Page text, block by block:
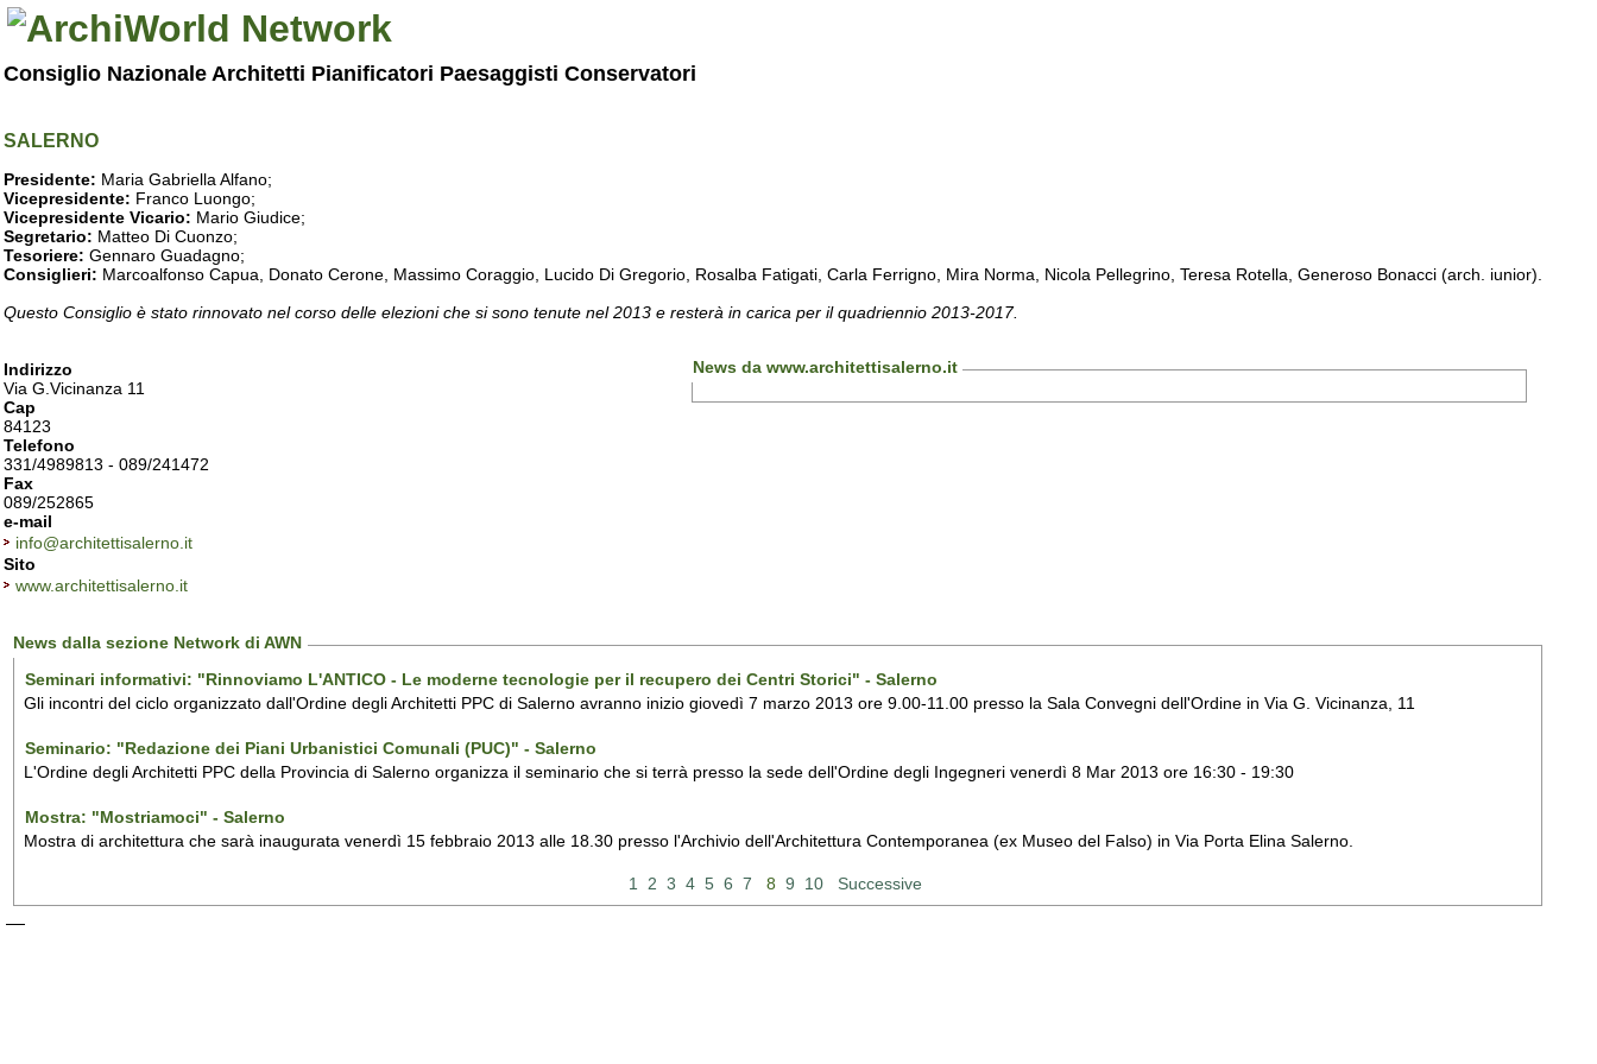
Consiglio Nazionale Architetti Pianificatori Paesaggisti Conservatori
SALERNO
Presidente: Maria Gabriella Alfano;
Vicepresidente: Franco Luongo;
Vicepresidente Vicario: Mario Giudice;
Segretario: Matteo Di Cuonzo;
Tesoriere: Gennaro Guadagno;
Consiglieri: Marcoalfonso Capua, Donato Cerone, Massimo Coraggio, Lucido Di Gregorio, Rosalba Fatigati, Carla Ferrigno, Mira Norma, Nicola Pellegrino, Teresa Rotella, Generoso Bonacci (arch. iunior).
Questo Consiglio è stato rinnovato nel corso delle elezioni che si sono tenute nel 2013 e resterà in carica per il quadriennio 2013-2017.
Indirizzo
Via G.Vicinanza 11
Cap
84123
Telefono
331/4989813 - 089/241472
Fax
089/252865
e-mail
info@architettisalerno.it
Sito
www.architettisalerno.it
News da www.architettisalerno.it
News dalla sezione Network di AWN
Seminari informativi: "Rinnoviamo L'ANTICO - Le moderne tecnologie per il recupero dei Centri Storici" - Salerno
Gli incontri del ciclo organizzato dall'Ordine degli Architetti PPC di Salerno avranno inizio giovedì 7 marzo 2013 ore 9.00-11.00 presso la Sala Convegni dell'Ordine in Via G. Vicinanza, 11
Seminario: "Redazione dei Piani Urbanistici Comunali (PUC)" - Salerno
L'Ordine degli Architetti PPC della Provincia di Salerno organizza il seminario che si terrà presso la sede dell'Ordine degli Ingegneri venerdì 8 Mar 2013 ore 16:30 - 19:30
Mostra: "Mostriamoci" - Salerno
Mostra di architettura che sarà inaugurata venerdì 15 febbraio 2013 alle 18.30 presso l'Archivio dell'Architettura Contemporanea (ex Museo del Falso) in Via Porta Elina Salerno.
1 2 3 4 5 6 7 8 9 10 Successive